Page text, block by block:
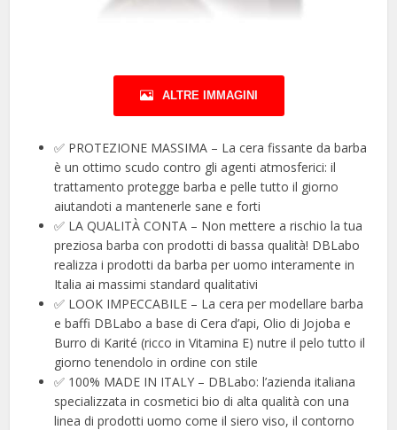
ALTRE IMMAGINI
✅ PROTEZIONE MASSIMA – La cera fissante da barba
è un ottimo scudo contro gli agenti atmosferici: il
trattamento protegge barba e pelle tutto il giorno
aiutandoti a mantenerle sane e forti
✅ LA QUALITÀ CONTA – Non mettere a rischio la tua
preziosa barba con prodotti di bassa qualità! DBLabo
realizza i prodotti da barba per uomo interamente in
Italia ai massimi standard qualitativi
✅ LOOK IMPECCABILE – La cera per modellare barba
e baffi DBLabo a base di Cera d’api, Olio di Jojoba e
Burro di Karité (ricco in Vitamina E) nutre il pelo tutto il
giorno tenendolo in ordine con stile
✅ 100% MADE IN ITALY – DBLabo: l’azienda italiana
specializzata in cosmetici bio di alta qualità con una
linea di prodotti uomo come il siero viso, il contorno